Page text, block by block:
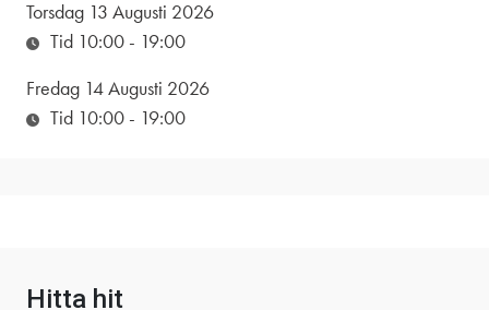
Torsdag 13 Augusti 2026
Tid 10:00 - 19:00
Fredag 14 Augusti 2026
Tid 10:00 - 19:00
Hitta hit